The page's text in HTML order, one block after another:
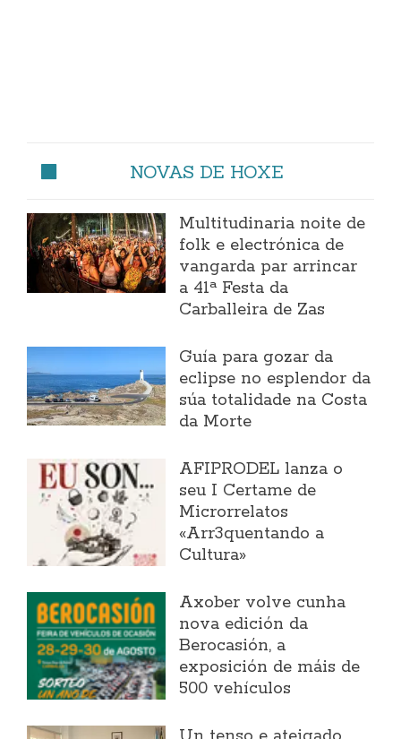
NOVAS DE HOXE
Multitudinaria noite de
folk e electrónica de
vangarda par arrincar
a 41ª Festa da
Carballeira de Zas
Guía para gozar da
eclipse no esplendor da
súa totalidade na Costa
da Morte
AFIPRODEL lanza o
seu I Certame de
Microrrelatos
«Arr3quentando a
Cultura»
Axober volve cunha
nova edición da
Berocasión, a
exposición de máis de
500 vehículos